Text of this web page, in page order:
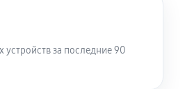
Xiaomi 16 JYU4487CN
за последние 90